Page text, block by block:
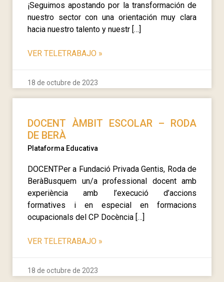
¡Seguimos apostando por la transformación de
nuestro sector con una orientación muy clara
hacia nuestro talento y nuestr […]
VER TELETRABAJO »
18 de octubre de 2023
DOCENT ÀMBIT ESCOLAR – RODA
DE BERÀ
Plataforma Educativa
DOCENTPer a Fundació Privada Gentis, Roda de
BeràBusquem un/a professional docent amb
experiència amb l’execució d’accions
formatives i en especial en formacions
ocupacionals del CP Docència […]
VER TELETRABAJO »
18 de octubre de 2023